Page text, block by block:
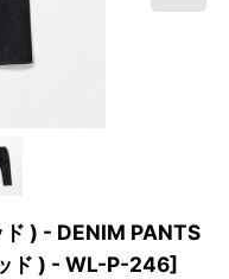
) - DENIM PANTS
ド ) - WL-P-246]